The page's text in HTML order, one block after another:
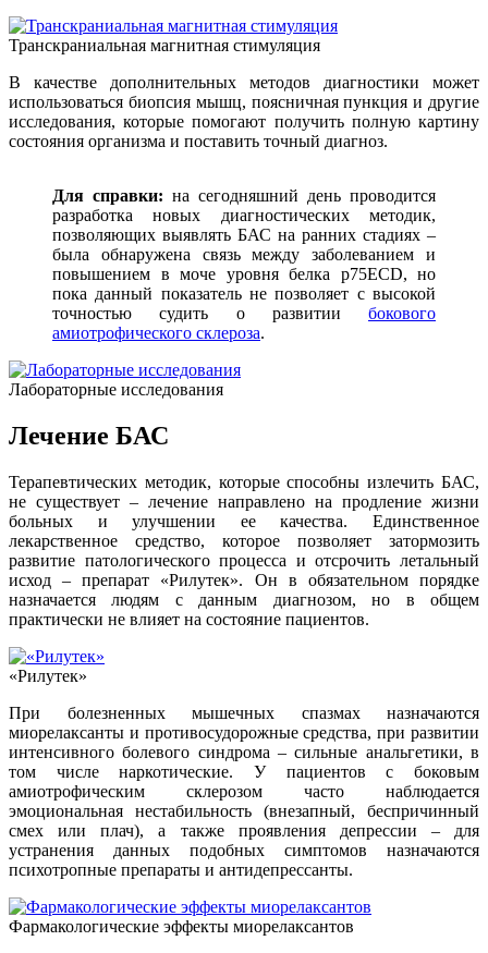
Транскраниальная магнитная стимуляция
В качестве дополнительных методов диагностики может
использоваться биопсия мышц, поясничная пункция и другие
исследования, которые помогают получить полную картину
состояния организма и поставить точный диагноз.
Для справки: на сегодняшний день проводится
разработка новых диагностических методик,
позволяющих выявлять БАС на ранних стадиях –
была обнаружена связь между заболеванием и
повышением в моче уровня белка p75ECD, но
пока данный показатель не позволяет с высокой
точностью судить о развитии бокового
амиотрофического склероза.
Лабораторные исследования
Лечение БАС
Терапевтических методик, которые способны излечить БАС,
не существует – лечение направлено на продление жизни
больных и улучшении ее качества. Единственное
лекарственное средство, которое позволяет затормозить
развитие патологического процесса и отсрочить летальный
исход – препарат «Рилутек». Он в обязательном порядке
назначается людям с данным диагнозом, но в общем
практически не влияет на состояние пациентов.
«Рилутек»
При болезненных мышечных спазмах назначаются
миорелаксанты и противосудорожные средства, при развитии
интенсивного болевого синдрома – сильные анальгетики, в
том числе наркотические. У пациентов с боковым
амиотрофическим склерозом часто наблюдается
эмоциональная нестабильность (внезапный, беспричинный
смех или плач), а также проявления депрессии – для
устранения данных подобных симптомов назначаются
психотропные препараты и антидепрессанты.
Фармакологические эффекты миорелаксантов